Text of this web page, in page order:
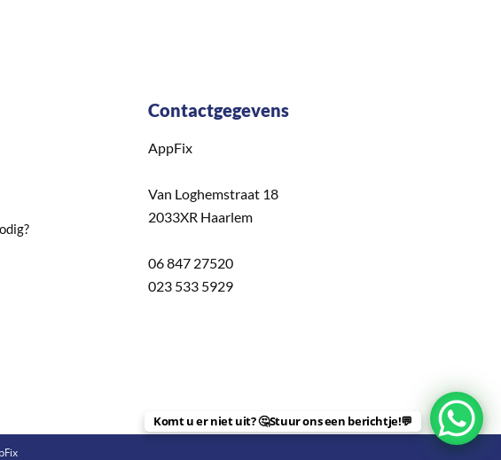
Contactgegevens
AppFix
Van Loghemstraat 18
2033XR Haarlem
06 847 27520
023 533 5929
Komt u er niet uit? 🤔Stuur ons een berichtje!💬